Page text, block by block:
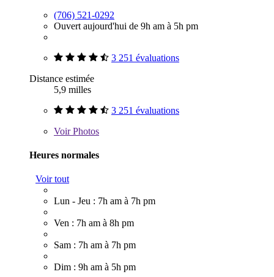
(706) 521-0292
Ouvert aujourd'hui de 9h am à 5h pm
3 251 évaluations
Distance estimée
5,9 milles
3 251 évaluations
VoirPhotos
Heures normales
Voir tout
Lun - Jeu : 7h am à 7h pm
Ven : 7h am à 8h pm
Sam : 7h am à 7h pm
Dim : 9h am à 5h pm